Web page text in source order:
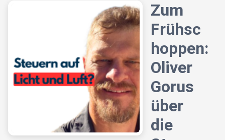
Zum
Frühsc
hoppen:
Oliver
Gorus
über
die